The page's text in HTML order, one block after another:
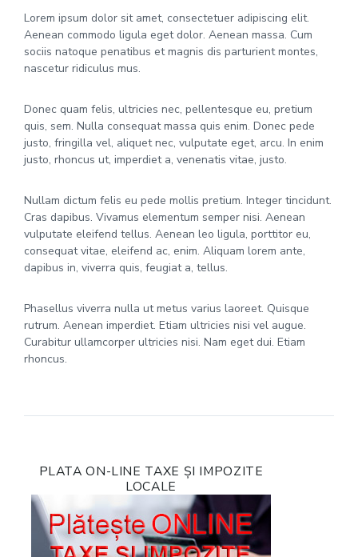
Lorem ipsum dolor sit amet, consectetuer adipiscing elit.
Aenean commodo ligula eget dolor. Aenean massa. Cum
sociis natoque penatibus et magnis dis parturient montes,
nascetur ridiculus mus.
Donec quam felis, ultricies nec, pellentesque eu, pretium
quis, sem. Nulla consequat massa quis enim. Donec pede
justo, fringilla vel, aliquet nec, vulputate eget, arcu. In enim
justo, rhoncus ut, imperdiet a, venenatis vitae, justo.
Nullam dictum felis eu pede mollis pretium. Integer tincidunt.
Cras dapibus. Vivamus elementum semper nisi. Aenean
vulputate eleifend tellus. Aenean leo ligula, porttitor eu,
consequat vitae, eleifend ac, enim. Aliquam lorem ante,
dapibus in, viverra quis, feugiat a, tellus.
Phasellus viverra nulla ut metus varius laoreet. Quisque
rutrum. Aenean imperdiet. Etiam ultricies nisi vel augue.
Curabitur ullamcorper ultricies nisi. Nam eget dui. Etiam
rhoncus.
PLATA ON-LINE TAXE ȘI IMPOZITE
LOCALE